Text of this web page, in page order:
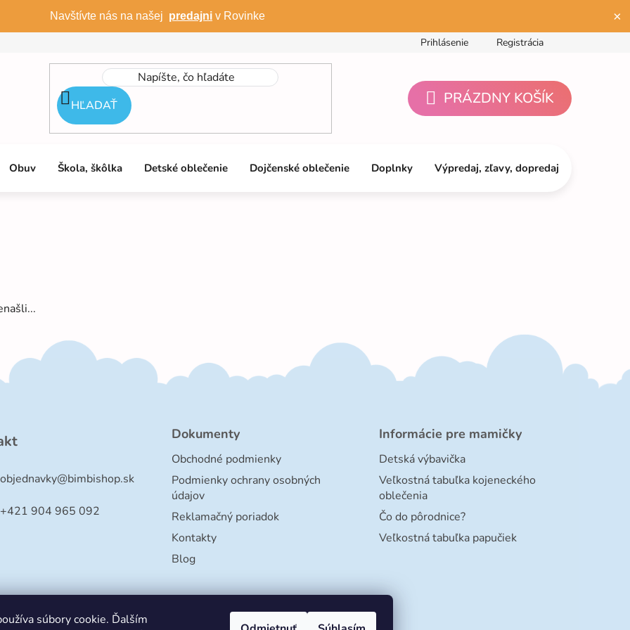
súbory cookie. Ďalším
Navštívte nás na našej predajni v Rovinke ×
Prihlásenie Registrácia
HĽADAŤ
NÁKUPNÝ
PRÁZDNY KOŠÍK
Obuv Škola, škôlka Detské oblečenie Dojčenské oblečenie Doplnky Výpredaj, zľavy, dopredaj
objednavky@bimbishop.sk
+421 904 965 092
Dokumenty
Obchodné podmienky
Podmienky ochrany osobných
údajov
Reklamačný poriadok
Kontakty
Blog
Informácie pre mamičky
Detská výbavička
Veľkostná tabuľka kojeneckého
oblečenia
Čo do pôrodnice?
Veľkostná tabuľka papučiek